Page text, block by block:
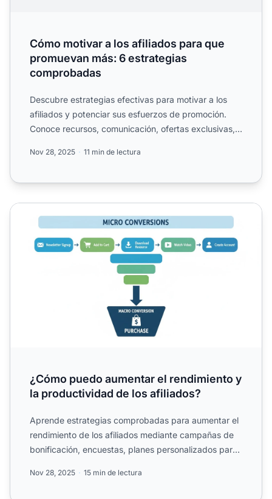
Cómo motivar a los afiliados para que
promuevan más: 6 estrategias
comprobadas
Descubre estrategias efectivas para motivar a los
afiliados y potenciar sus esfuerzos de promoción.
Conoce recursos, comunicación, ofertas exclusivas,
Nov 28, 2025 11 min de lectura
¿Cómo puedo aumentar el rendimiento y la
¿Cómo puedo aumentar el rendimiento y
la productividad de los afiliados?
Aprende estrategias comprobadas para aumentar el
rendimiento de los afiliados mediante campañas de
bonificación, encuestas, planes personalizados para
Nov 28, 2025 15 min de lectura